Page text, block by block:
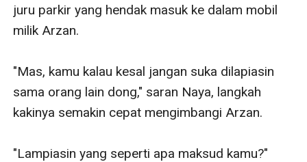
juru parkir yang hendak masuk ke dalam mobil
milik Arzan.
"Mas, kamu kalau kesal jangan suka dilapiasin
sama orang lain dong," saran Naya, langkah
kakinya semakin cepat mengimbangi Arzan.
"Lampiasin yang seperti apa maksud kamu?"